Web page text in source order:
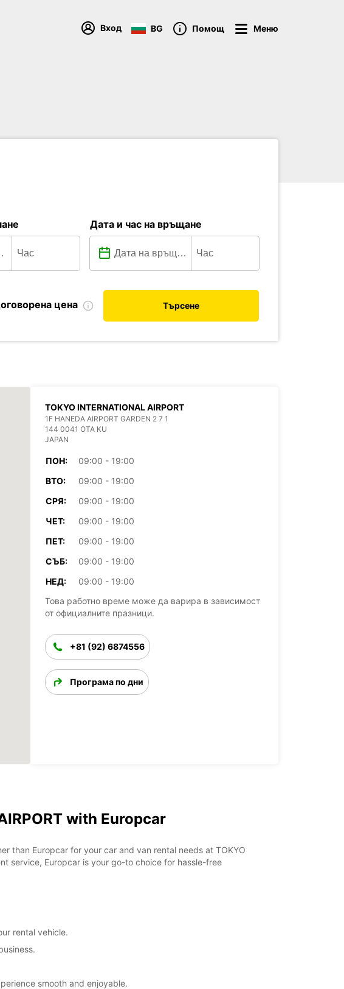
Вход BG Помощ Меню
Дата и час на връщане
цена Търсене
TOKYO INTERNATIONAL AIRPORT
1F HANEDA AIRPORT GARDEN 2 7 1
144 0041 OTA KU
JAPAN
ПОН:
09:00 - 19:00
ВТО:
09:00 - 19:00
СРЯ:
09:00 - 19:00
ЧЕТ:
09:00 - 19:00
ПЕТ:
09:00 - 19:00
СЪБ:
09:00 - 19:00
НЕД:
09:00 - 19:00
Това работно време може да варира в зависимост
от официалните празници.
+81 (92) 6874556
Програма по дни
with Europcar
than Europcar for your car and van rental needs at TOKYO
service, Europcar is your go-to choice for hassle-free
rental vehicle.
smooth and enjoyable.